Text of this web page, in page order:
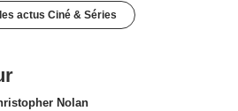
actus Ciné & Séries
Nolan